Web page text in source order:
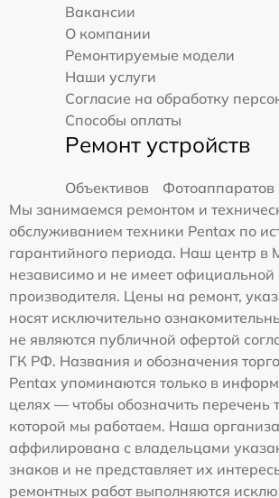
Вакансии
О компании
Ремонтируемые модели
Наши услуги
Согласие на обработку
Способы оплаты
Ремонт устройств
Объективов
Фотоаппаратов
Мы занимаемся ремонтом и
обслуживанием техники Pentax по
гарантийного периода. Наш центр в
независимо и не имеет официальной
производителя. Цены на ремонт,
носят исключительно
не являются публичной офертой
ГК РФ. Названия и обозначения
Pentax упоминаются только в
целях — чтобы обозначить перечень
которой мы работаем. Наша
аффилирована с владельцами
знаков и не представляет их
ремонтных работ выполняются